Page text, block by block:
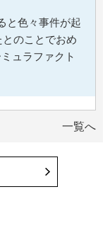
と色々事件が起
のことでおめ
ュラファクト
国民の理解向
責務だと感
一覧へ